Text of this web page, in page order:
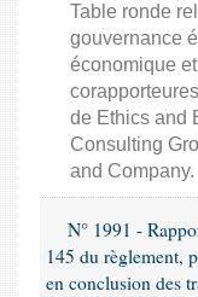
Table ronde
gouvernance
économique
de Ethics and
Consulting
and Company.
N° 1991 -
145 du règlement,
en conclusion des